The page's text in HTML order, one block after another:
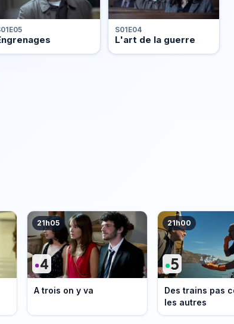
S01E04
L'art de la guerre
21h05
A trois on y va
21h00
Des trains pas
les autres